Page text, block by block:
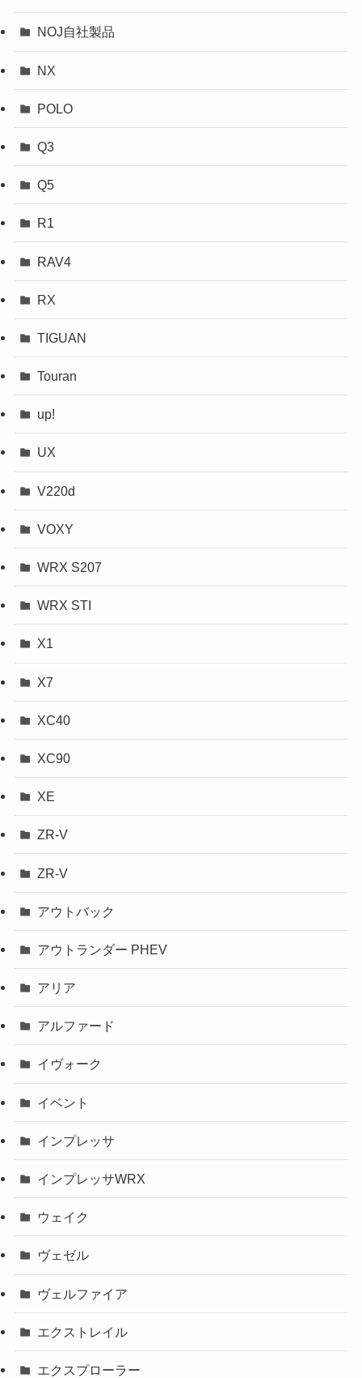
NOJ自社製品
NX
POLO
Q3
Q5
R1
RAV4
RX
TIGUAN
Touran
up!
UX
V220d
VOXY
WRX S207
WRX STI
X1
X7
XC40
XC90
XE
ZR-V
ZR-V
アウトバック
アウトランダー PHEV
アリア
アルファード
イヴォーク
イベント
インプレッサ
インプレッサWRX
ウェイク
ヴェゼル
ヴェルファイア
エクストレイル
エクスプローラー